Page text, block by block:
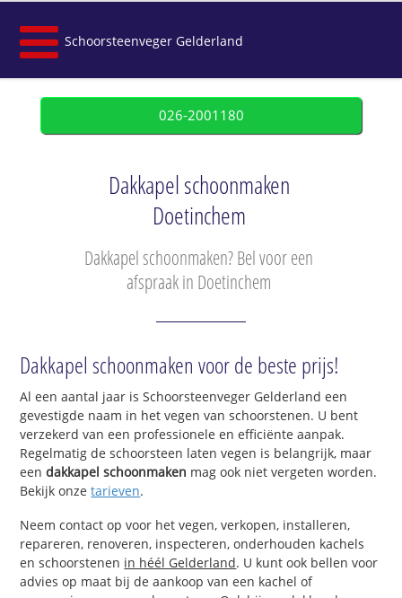
Schoorsteenveger Gelderland
026-2001180
Dakkapel schoonmaken
Doetinchem
Dakkapel schoonmaken? Bel voor een
afspraak in Doetinchem
Dakkapel schoonmaken voor de beste prijs!
Al een aantal jaar is Schoorsteenveger Gelderland een
gevestigde naam in het vegen van schoorstenen. U bent
verzekerd van een professionele en efficiënte aanpak.
Regelmatig de schoorsteen laten vegen is belangrijk, maar
eendakkapel schoonmaken mag ook niet vergeten worden.
Bekijk onzetarieven.
Neem contact op voor het vegen, verkopen, installeren,
repareren, renoveren, inspecteren, onderhouden kachels
en schoorstenen in héél Gelderland. U kunt ook bellen voor
advies op maat bij de aankoop van een kachel of